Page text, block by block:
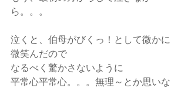
ら。。。
泣くと、伯母がびくっ！として微かに
微笑んだので
なるべく驚かさないように
平常心平常心。。。無理～とか思いな